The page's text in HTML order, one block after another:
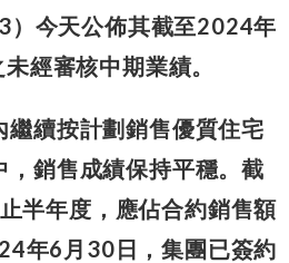
）今天公佈其截至2024年
經審核中期業績。
繼續按計劃銷售優質住宅
，銷售成績保持平穩。截
半年度，應佔合約銷售額
年6月30日，集團已簽約